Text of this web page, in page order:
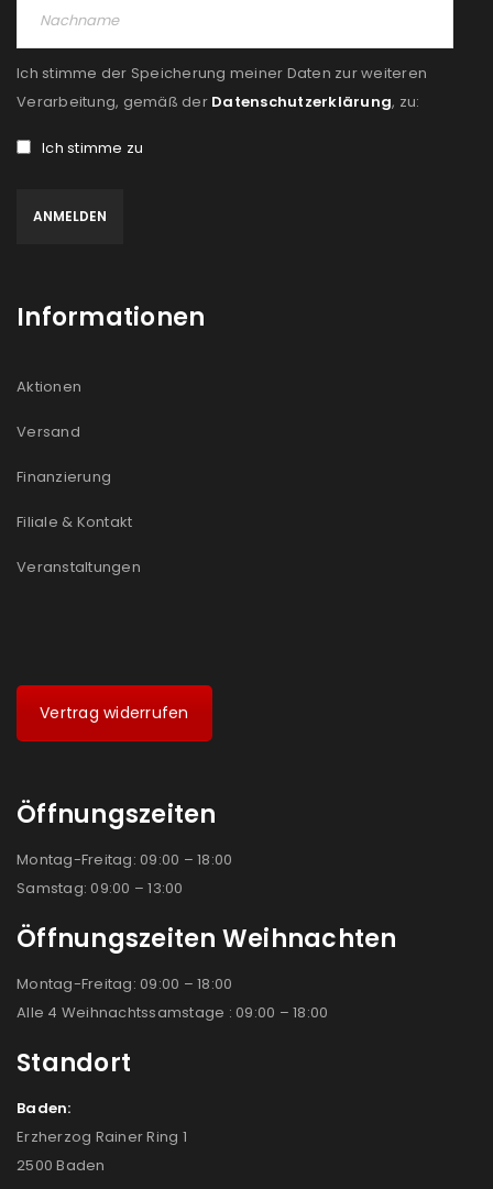
Ich stimme der Speicherung meiner Daten zur weiteren
Verarbeitung, gemäß der Datenschutzerklärung, zu:
Ich stimme zu
Informationen
Aktionen
Versand
Finanzierung
Filiale & Kontakt
Veranstaltungen
Vertrag widerrufen
Öffnungszeiten
Montag-Freitag: 09:00 – 18:00
Samstag: 09:00 – 13:00
Öffnungszeiten Weihnachten
Montag-Freitag: 09:00 – 18:00
Alle 4 Weihnachtssamstage : 09:00 – 18:00
Standort
Baden:
Erzherzog Rainer Ring 1
2500 Baden